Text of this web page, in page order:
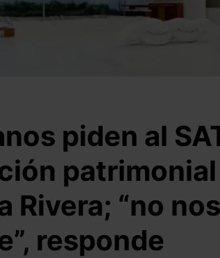
piden al
Rivera; “no nos
responde